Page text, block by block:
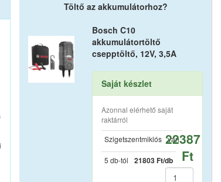
Töltő az akkumulátorhoz?
Bosch C10
akkumulátortöltő
csepptöltő, 12V, 3,5A
Saját készlet
Azonnal elérhető saját
raktárról
Szigetszentmiklós
van
5 db-tól 21803 Ft/db
22387
Ft